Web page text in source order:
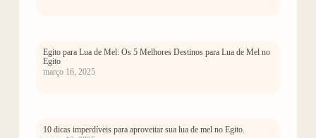
Egito para Lua de Mel: Os 5 Melhores Destinos para Lua de Mel no
Egito
março 16, 2025
10 dicas imperdíveis para aproveitar sua lua de mel no Egito.